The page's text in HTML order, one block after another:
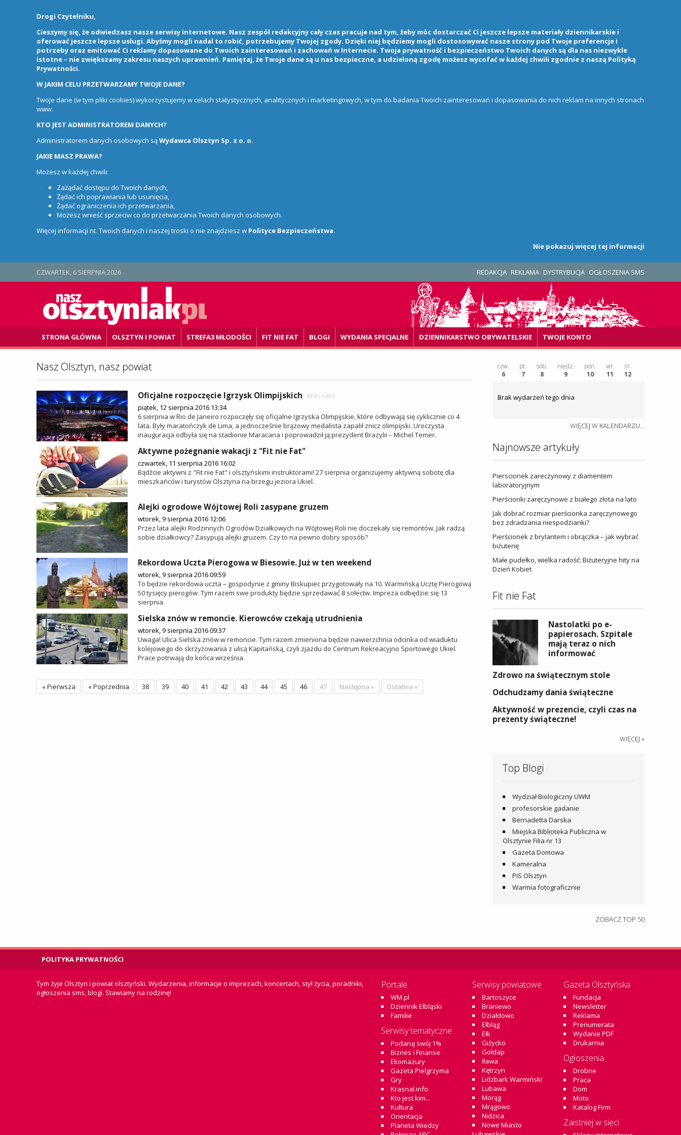
Drogi Czytelniku,
Cieszymy się, że odwiedzasz nasze serwisy internetowe. Nasz zespół redakcyjny cały czas pracuje nad tym, żeby móc dostarczać Ci jeszcze lepsze materiały dziennikarskie i
oferować jeszcze lepsze usługi. Abyśmy mogli nadal to robić, potrzebujemy Twojej zgody. Dzięki niej będziemy mogli dostosowywać nasze strony pod Twoje preferencje i
potrzeby oraz emitować Ci reklamy dopasowane do Twoich zainteresowań i zachowań w Internecie. Twoja prywatność i bezpieczeństwo Twoich danych są dla nas niezwykle
istotne – nie zwiększamy zakresu naszych uprawnień. Pamiętaj, że Twoje dane są u nas bezpieczne, a udzieloną zgodę możesz wycofać w każdej chwili zgodnie z naszą Polityką
Prywatności.
W JAKIM CELU PRZETWARZAMY TWOJE DANE?
Twoje dane (w tym pliki cookies) wykorzystujemy w celach statystycznych, analitycznych i marketingowych, w tym do badania Twoich zainteresowań i dopasowania do nich reklam na innych stronach
www.
KTO JEST ADMINISTRATOREM DANYCH?
Administratorem danych osobowych sąWydawca Olsztyn Sp. z o. o.
JAKIE MASZ PRAWA?
Możesz w każdej chwili:
Zażądać dostępu do Twoich danych,
Żądać ich poprawiania lub usunięcia,
Żądać ograniczenia ich przetwarzania,
Możesz wnieść sprzeciw co do przetwarzania Twoich danych osobowych.
Więcej informacji nt. Twoich danych i naszej troski o nie znajdziesz w Polityce Bezpieczeństwa.
Nie pokazuj więcej tej informacji
REDAKCJA REKLAMA DYSTRYBUCJA OGŁOSZENIA SMS
CZWARTEK, 6 SIERPNIA 2026
STRONA GŁÓWNA OLSZTYN I POWIAT STREFA3 MŁODOŚCI FIT NIE FAT BLOGI WYDANIA SPECJALNE DZIENNIKARSTWO OBYWATELSKIE TWOJE KONTO
Nasz Olsztyn, nasz powiat
Oficjalne rozpoczęcie Igrzysk Olimpijskich REKLAMA
piątek, 12 sierpnia 2016 13:34
6 sierpnia w Rio de Janeiro rozpoczęły się oficjalne Igrzyska Olimpijskie, które odbywają się cyklicznie co 4
lata. Były maratończyk de Lima, a jednocześnie brązowy medalista zapalił znicz olimpijski. Uroczysta
inauguracja odbyła się na stadionie Maracana i poprowadził ją prezydent Brazylii – Michel Temer.
Aktywne pożegnanie wakacji z "Fit nie Fat"
czwartek, 11 sierpnia 2016 16:02
Bądźcie aktywni z "Fit nie Fat" i olsztyńskimi instruktorami! 27 sierpnia organizujemy aktywną sobotę dla
mieszkańców i turystów Olsztyna na brzegu jeziora Ukiel.
Alejki ogrodowe Wójtowej Roli zasypane gruzem
wtorek, 9 sierpnia 2016 12:06
Przez lata alejki Rodzinnych Ogrodów Działkowych na Wójtowej Roli nie doczekały się remontów. Jak radzą
sobie działkowcy? Zasypują alejki gruzem. Czy to na pewno dobry sposób?
Rekordowa Uczta Pierogowa w Biesowie. Już w ten weekend
wtorek, 9 sierpnia 2016 09:59
To będzie rekordowa uczta – gospodynie z gminy Biskupiec przygotowały na 10. Warmińską Ucztę Pierogową
50 tysięcy pierogów. Tym razem swe produkty będzie sprzedawać 8 sołectw. Impreza odbędzie się 13
sierpnia.
Sielska znów w remoncie. Kierowców czekają utrudnienia
wtorek, 9 sierpnia 2016 09:37
Uwaga! Ulica Sielska znów w remoncie. Tym razem zmieniona będzie nawierzchnia odcinka od wiaduktu
kolejowego do skrzyżowania z ulicą Kapitańską, czyli zjazdu do Centrum Rekreacyjno Sportowego Ukiel.
Prace potrwają do końca września.
« Pierwsza « Poprzednia 38 39 40 41 42 43 44 45 46 47 Następna » Ostatnia »
czw.
6
pt.
7
sob.
8
niedz.
9
pon.
10
wt.
11
śr.
12
Brak wydarzeń tego dnia
WIĘCEJ W KALENDARZU...
Najnowsze artykuły
Pierscionek zareczynowy z diamentem
laboratoryjnym
Pierścionki zaręczynowe z białego złota na lato
Jak dobrać rozmiar pierścionka zaręczynowego
bez zdradzania niespodzianki?
Pierścionek z brylantem i obrączka – jak wybrać
biżuterię
Małe pudełko, wielka radość: Biżuteryjne hity na
Dzień Kobiet
Fit nie Fat
Nastolatki po e-
papierosach. Szpitale
mają teraz o nich
informować
Zdrowo na świątecznym stole
Odchudzamy dania świąteczne
Aktywność w prezencie, czyli czas na
prezenty świąteczne!
WIĘCEJ »
Top Blogi
Wydział Biologiczny UWM
profesorskie gadanie
Bernadetta Darska
Miejska Biblioteka Publiczna w
Olsztynie Filia nr 13
Gazeta Domowa
Kameralna
PiS Olsztyn
Warmia fotograficznie
ZOBACZ TOP 50
POLITYKA PRYWATNOŚCI
Gazeta Olsztyńska
Fundacja
Newsletter
Reklama
Prenumerata
Wydanie PDF
Drukarnia
Ogłoszenia
Drobne
Praca
Dom
Moto
Katalog Firm
Zaistniej w sieci
Serwisy powiatowe
Bartoszyce
Braniewo
Działdowo
Elbląg
Ełk
Giżycko
Gołdap
Iława
Kętrzyn
Lidzbark Warmiński
Lubawa
Morąg
Mrągowo
Nidzica
Nowe Miasto
Portale
WM.pl
Dziennik Elbląski
Familie
Serwisy tematyczne
Podaruj swój 1%
Biznes i Finanse
Ekomazury
Gazeta Pielgrzyma
Gry
Krasnal.info
Kto jest kim...
Kultura
Orientacja
Planeta Wiedzy
Tym żyje Olsztyn i powiat olsztyński. Wydarzenia, informacje o imprezach, koncertach, styl życia, poradniki,
ogłoszenia sms, blogi. Stawiamy na rodzinę!